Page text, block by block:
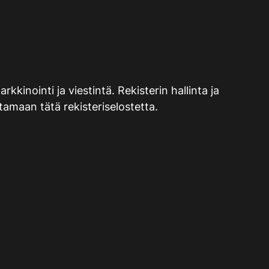
ja viestintä. Rekisterin hallinta ja
tätä rekisteriselostetta.